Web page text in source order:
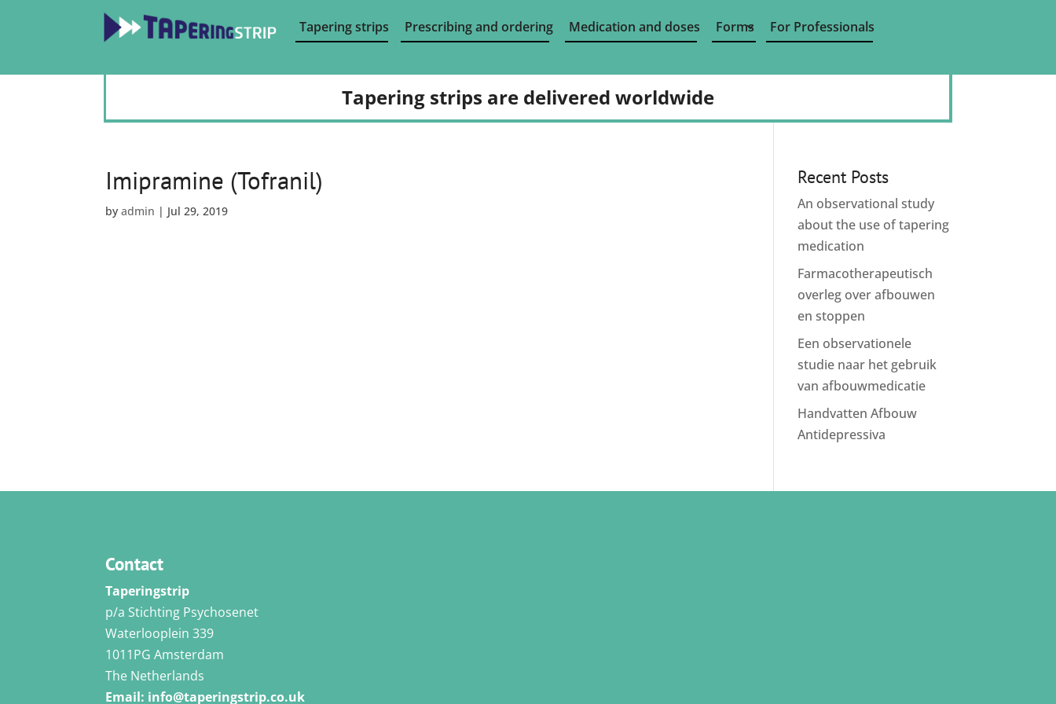
Tapering strips Prescribing and ordering Medication and doses Forms For Professionals
Tapering strips are delivered worldwide
Imipramine (Tofranil)
byadmin | Jul 29, 2019
Recent Posts
An observational study
about the use of tapering
medication
Farmacotherapeutisch
overleg over afbouwen
en stoppen
Een observationele
studie naar het gebruik
van afbouwmedicatie
Handvatten Afbouw
Antidepressiva
Contact
Taperingstrip
p/a Stichting Psychosenet
Waterlooplein 339
1011PG Amsterdam
The Netherlands
Email: info@taperingstrip.co.uk